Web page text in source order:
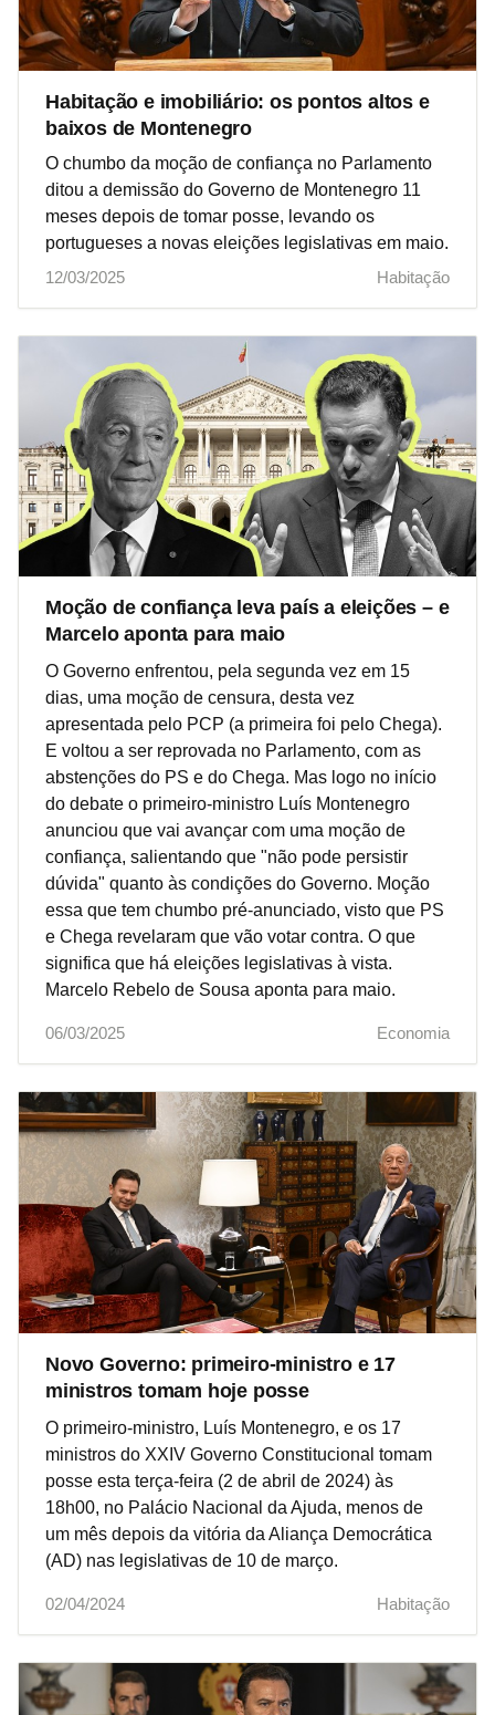
Habitação e imobiliário: os pontos altos e
baixos de Montenegro
O chumbo da moção de confiança no Parlamento
ditou a demissão do Governo de Montenegro 11
meses depois de tomar posse, levando os
portugueses a novas eleições legislativas em maio.
12/03/2025
Habitação
Moção de confiança leva país a eleições – e
Marcelo aponta para maio
O Governo enfrentou, pela segunda vez em 15
dias, uma moção de censura, desta vez
apresentada pelo PCP (a primeira foi pelo Chega).
E voltou a ser reprovada no Parlamento, com as
abstenções do PS e do Chega. Mas logo no início
do debate o primeiro-ministro Luís Montenegro
anunciou que vai avançar com uma moção de
confiança, salientando que "não pode persistir
dúvida" quanto às condições do Governo. Moção
essa que tem chumbo pré-anunciado, visto que PS
e Chega revelaram que vão votar contra. O que
significa que há eleições legislativas à vista.
Marcelo Rebelo de Sousa aponta para maio.
06/03/2025 Economia
Novo Governo: primeiro-ministro e 17
ministros tomam hoje posse
O primeiro-ministro, Luís Montenegro, e os 17
ministros do XXIV Governo Constitucional tomam
posse esta terça-feira (2 de abril de 2024) às
18h00, no Palácio Nacional da Ajuda, menos de
um mês depois da vitória da Aliança Democrática
(AD) nas legislativas de 10 de março.
02/04/2024 Habitação